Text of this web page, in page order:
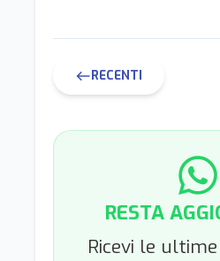
westRECENTI
RESTA
Ricevi le